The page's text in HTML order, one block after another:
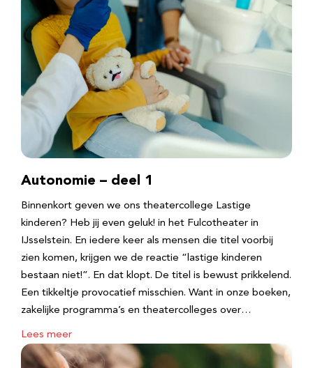
Autonomie – deel 1
Binnenkort geven we ons theatercollege Lastige
kinderen? Heb jij even geluk! in het Fulcotheater in
IJsselstein. En iedere keer als mensen die titel voorbij
zien komen, krijgen we de reactie “lastige kinderen
bestaan niet!”. En dat klopt. De titel is bewust prikkelend.
Een tikkeltje provocatief misschien. Want in onze boeken,
zakelijke programma’s en theatercolleges over…
Lees meer